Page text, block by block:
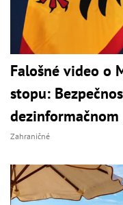
Falošné video o
stopu:
Zahraničné